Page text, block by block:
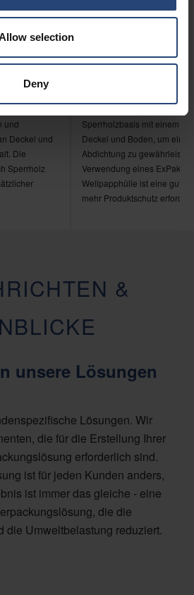
selection
Deny
und
und
Deckel und
Die
Sperrholz
Stahlprofil an Deckel
dem ExPak patentiert, einer
Sperrholzbasis mit einem
Deckel und Boden, um eine
Abdichtung zu
Verwendung eines ExPak
Wellpapphülle ist eine gute
mehr Produktschutz
&
unsere Lösungen
Lösungen. Wir
die für die Erstellung Ihrer
erforderlich sind.
ist für jeden Kunden anders,
ist immer das gleiche - eine
die die
die Umweltbelastung reduziert.